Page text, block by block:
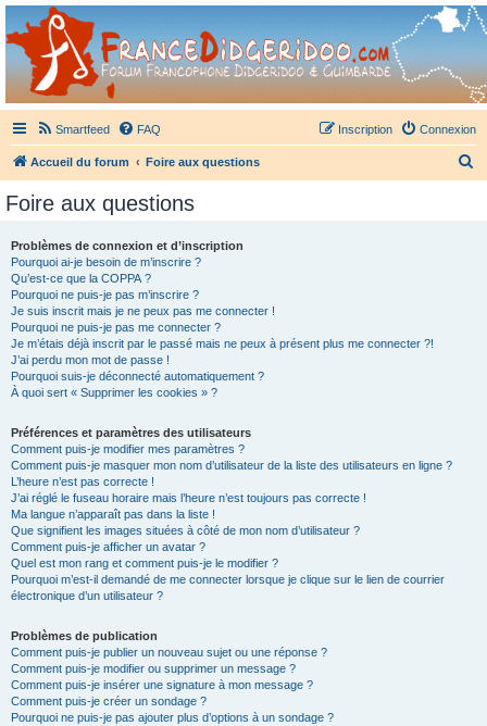
France Didgeridoo
Didgeridoo et Guimbarde sur France Didgeridoo - retrouvez la communauté.
Smartfeed FAQ Connexion
Inscription
Accueil du forum Foire aux questions
Foire aux questions
Problèmes de connexion et d’inscription
Pourquoi ai-je besoin de m’inscrire ?
Qu’est-ce que la COPPA ?
Pourquoi ne puis-je pas m’inscrire ?
Je suis inscrit mais je ne peux pas me connecter !
Pourquoi ne puis-je pas me connecter ?
Je m’étais déjà inscrit par le passé mais ne peux à présent plus me connecter ?!
J’ai perdu mon mot de passe !
Pourquoi suis-je déconnecté automatiquement ?
À quoi sert « Supprimer les cookies » ?
Préférences et paramètres des utilisateurs
Comment puis-je modifier mes paramètres ?
Comment puis-je masquer mon nom d’utilisateur de la liste des utilisateurs en ligne ?
L’heure n’est pas correcte !
J’ai réglé le fuseau horaire mais l’heure n’est toujours pas correcte !
Ma langue n’apparaît pas dans la liste !
Que signifient les images situées à côté de mon nom d’utilisateur ?
Comment puis-je afficher un avatar ?
Quel est mon rang et comment puis-je le modifier ?
Pourquoi m’est-il demandé de me connecter lorsque je clique sur le lien de courrier
électronique d’un utilisateur ?
Problèmes de publication
Comment puis-je publier un nouveau sujet ou une réponse ?
Comment puis-je modifier ou supprimer un message ?
Comment puis-je insérer une signature à mon message ?
Comment puis-je créer un sondage ?
Pourquoi ne puis-je pas ajouter plus d’options à un sondage ?